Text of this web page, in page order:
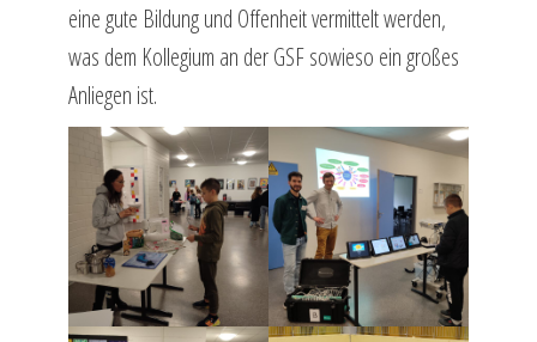
eine gute Bildung und Offenheit vermittelt werden,
was dem Kollegium an der GSF sowieso ein großes
Anliegen ist.